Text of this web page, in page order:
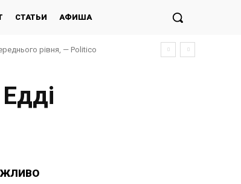
СТАТЬИ АФИША
рівня, — Politico